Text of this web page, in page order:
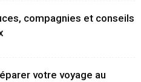
compagnies et conseils
votre voyage au